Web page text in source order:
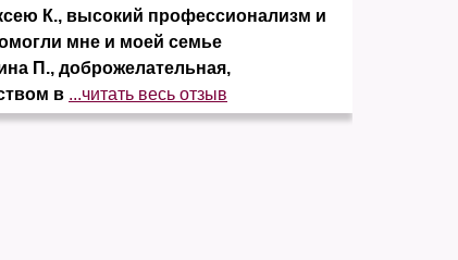
К., высокий профессионализм и
мне и моей семье
П., доброжелательная,
в ...читать весь отзыв